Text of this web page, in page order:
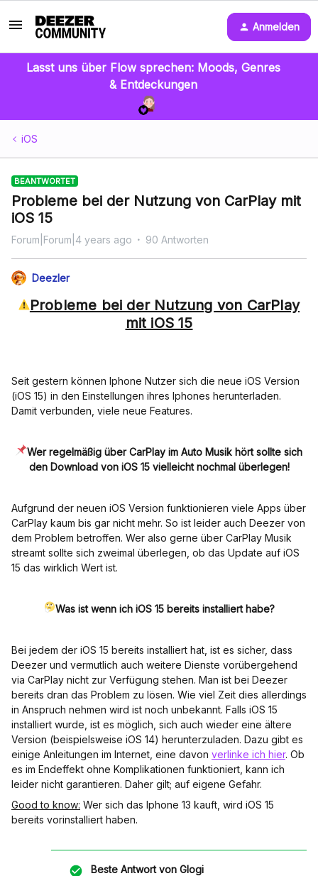
Anmelden
Lasst uns über Flow sprechen: Moods, Genres
& Entdeckungen
iOS
BEANTWORTET
Probleme bei der Nutzung von CarPlay mit
iOS 15
Forum|Forum|4 years ago 90 Antworten
Deezler
Probleme bei der Nutzung von CarPlay
mit iOS 15
Seit gestern können Iphone Nutzer sich die neue iOS Version
(iOS 15) in den Einstellungen ihres Iphones herunterladen.
Damit verbunden, viele neue Features.
Wer regelmäßig über CarPlay im Auto Musik hört sollte sich
den Download von iOS 15 vielleicht nochmal überlegen!
Aufgrund der neuen iOS Version funktionieren viele Apps über
CarPlay kaum bis gar nicht mehr. So ist leider auch Deezer von
dem Problem betroffen. Wer also gerne über CarPlay Musik
streamt sollte sich zweimal überlegen, ob das Update auf iOS
15 das wirklich Wert ist.
Was ist wenn ich iOS 15 bereits installiert habe?
Bei jedem der iOS 15 bereits installiert hat, ist es sicher, dass
Deezer und vermutlich auch weitere Dienste vorübergehend
via CarPlay nicht zur Verfügung stehen. Man ist bei Deezer
bereits dran das Problem zu lösen. Wie viel Zeit dies allerdings
in Anspruch nehmen wird ist noch unbekannt. Falls iOS 15
installiert wurde, ist es möglich, sich auch wieder eine ältere
Version (beispielsweise iOS 14) herunterzuladen. Dazu gibt es
einige Anleitungen im Internet, eine davon verlinke ich hier. Ob
es im Endeffekt ohne Komplikationen funktioniert, kann ich
leider nicht garantieren. Daher gilt; auf eigene Gefahr.
Good to know: Wer sich das Iphone 13 kauft, wird iOS 15
bereits vorinstalliert haben.
Beste Antwort von Glogi